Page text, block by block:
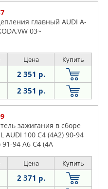
главный AUDI A-
03~
Цена Купить
2 351 р.
2 351 р.
зажигания в сборе
AUDI 100 C4 (4A2) 90-94
91-94 A6 C4 (4A
Цена Купить
2 371 р.